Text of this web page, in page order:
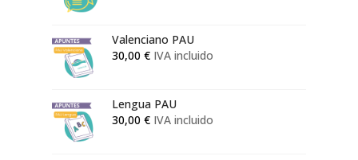
50,00 €
Valenciano PAU
30,00 € IVA incluido
Lengua PAU
30,00 € IVA incluido